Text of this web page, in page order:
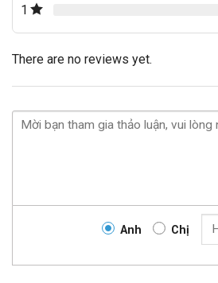
1
There are no reviews yet.
Anh Chị